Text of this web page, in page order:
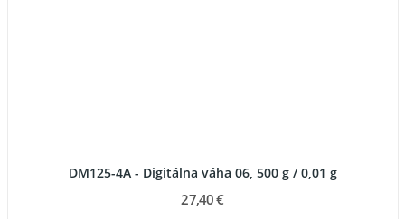
DM125-4A - Digitálna váha 06, 500 g / 0,01 g
27,40 €